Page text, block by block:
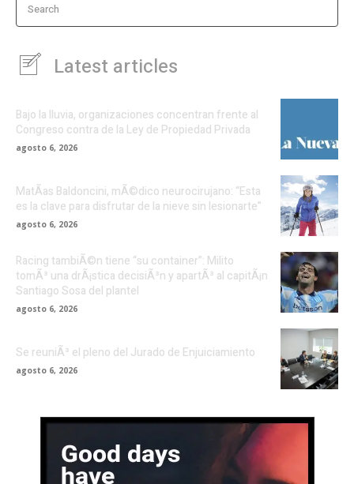
Search
Latest articles
Bajo la lluvia, organizaciones concentran frente al
Congreso contra de la Ley de Propiedad Privada
agosto 6, 2026
MatÃ­as Baldoncini, mÃ©dico neurocirujano: “Esta
es la clave para disfrutar de la nieve sin lesionarte”
agosto 6, 2026
Racing tambiÃ©n tiene “su container”: Milito
tomÃ³ una drÃ¡stica decisiÃ³n y apartÃ³ al capitÃ¡n
Santiago Sosa del plantel
agosto 6, 2026
Se reuniÃ³ el pleno del Jurado de Enjuiciamiento
agosto 6, 2026